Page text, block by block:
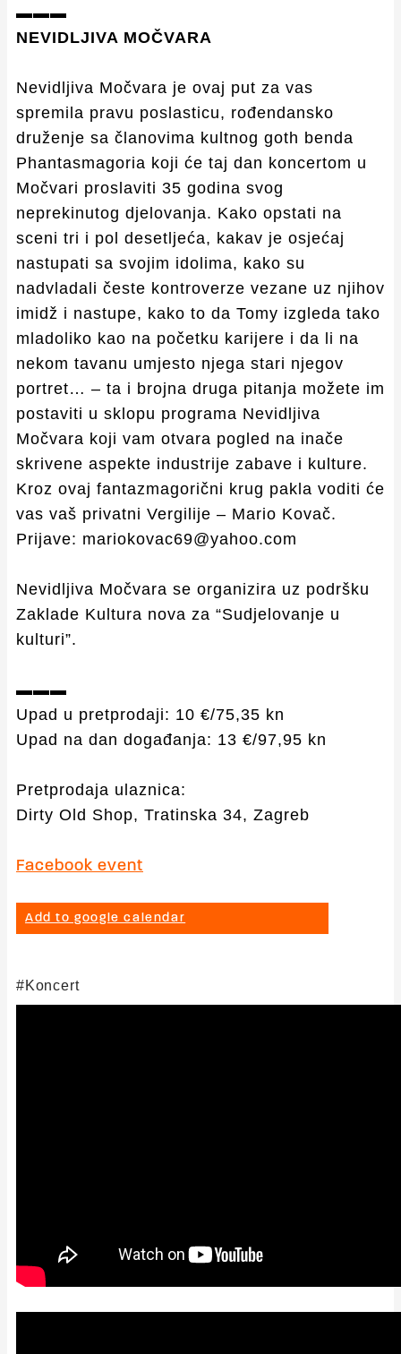
▬▬▬
NEVIDLJIVA MOČVARA
Nevidljiva Močvara je ovaj put za vas
spremila pravu poslasticu, rođendansko
druženje sa članovima kultnog goth benda
Phantasmagoria koji će taj dan koncertom u
Močvari proslaviti 35 godina svog
neprekinutog djelovanja. Kako opstati na
sceni tri i pol desetljeća, kakav je osjećaj
nastupati sa svojim idolima, kako su
nadvladali česte kontroverze vezane uz njihov
imidž i nastupe, kako to da Tomy izgleda tako
mladoliko kao na početku karijere i da li na
nekom tavanu umjesto njega stari njegov
portret… – ta i brojna druga pitanja možete im
postaviti u sklopu programa Nevidljiva
Močvara koji vam otvara pogled na inače
skrivene aspekte industrije zabave i kulture.
Kroz ovaj fantazmagorični krug pakla voditi će
vas vaš privatni Vergilije – Mario Kovač.
Prijave: mariokovac69@yahoo.com
Nevidljiva Močvara se organizira uz podršku
Zaklade Kultura nova za “Sudjelovanje u
kulturi”.
▬▬▬
Upad u pretprodaji: 10 €/75,35 kn
Upad na dan događanja: 13 €/97,95 kn
Pretprodaja ulaznica:
Dirty Old Shop, Tratinska 34, Zagreb
Facebook event
Add to google calendar
Koncert